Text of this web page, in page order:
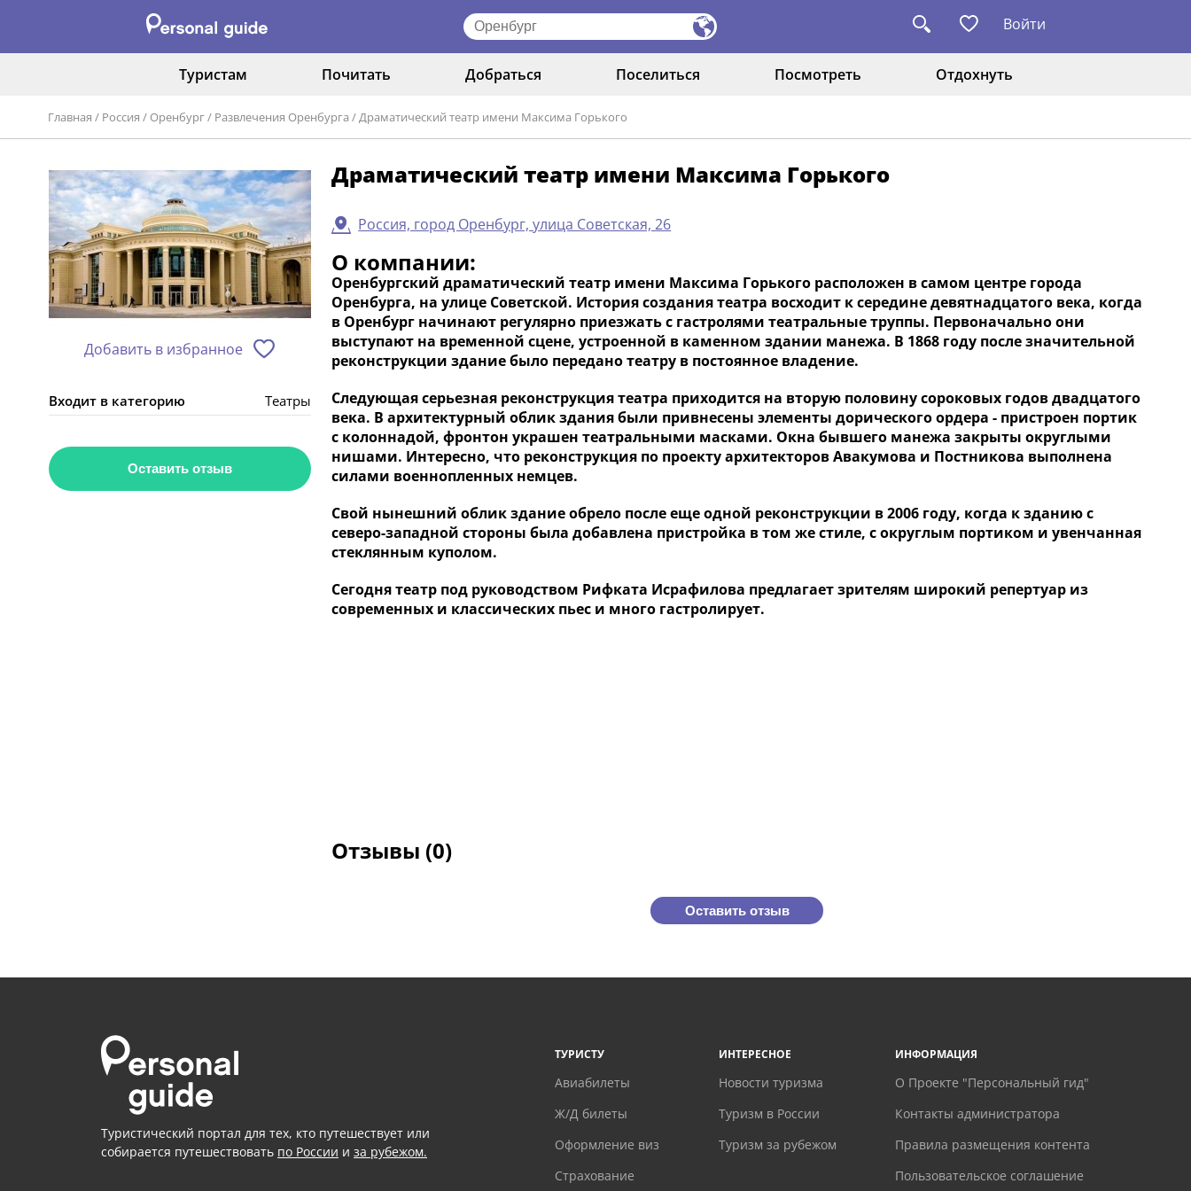
Войти
Туристам Почитать Добраться Поселиться Посмотреть Отдохнуть
Главная / Россия / Оренбург/ Развлечения Оренбурга /Драматический театр имени Максима Горького
Добавить в избранное
Входит в категорию Театры
Оставить отзыв
Драматический театр имени Максима Горького
Россия, город Оренбург, улица Советская, 26
О компании:
Оренбургский драматический театр имени Максима Горького расположен в самом центре города
Оренбурга, на улице Советской. История создания театра восходит к середине девятнадцатого века, когда
в Оренбург начинают регулярно приезжать с гастролями театральные труппы. Первоначально они
выступают на временной сцене, устроенной в каменном здании манежа. В 1868 году после значительной
реконструкции здание было передано театру в постоянное владение.
Следующая серьезная реконструкция театра приходится на вторую половину сороковых годов двадцатого
века. В архитектурный облик здания были привнесены элементы дорического ордера - пристроен портик
с колоннадой, фронтон украшен театральными масками. Окна бывшего манежа закрыты округлыми
нишами. Интересно, что реконструкция по проекту архитекторов Авакумова и Постникова выполнена
силами военнопленных немцев.
Свой нынешний облик здание обрело после еще одной реконструкции в 2006 году, когда к зданию с
северо-западной стороны была добавлена пристройка в том же стиле, с округлым портиком и увенчанная
стеклянным куполом.
Сегодня театр под руководством Рифката Исрафилова предлагает зрителям широкий репертуар из
современных и классических пьес и много гастролирует.
Отзывы (0)
Оставить отзыв
Туристический портал для тех, кто путешествует или
собирается путешествовать по России и за рубежом.
ТУРИСТУ
Авиабилеты
Ж/Д билеты
Оформление виз
Страхование
ИНТЕРЕСНОЕ
Новости туризма
Туризм в России
Туризм за рубежом
ИНФОРМАЦИЯ
О Проекте "Персональный гид"
Контакты администратора
Правила размещения контента
Пользовательское соглашение